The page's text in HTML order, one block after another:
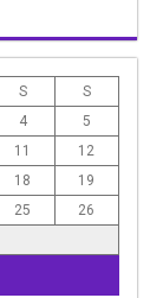
S
S
4
5
11
12
18
19
25
26